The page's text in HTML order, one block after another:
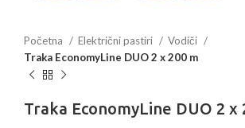
Početna Električni pastiri
Vodiči
Traka EconomyLine DUO 2 x 200 m
Traka EconomyLine DUO 2 x